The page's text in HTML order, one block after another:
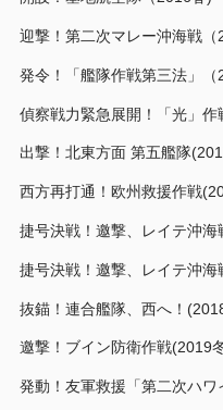
迎撃！第二次マレー沖海戦（
発令！「艦隊作戦第三法」（
偵察戦力緊急展開！「光」作
出撃！北東方面 第五艦隊
西方再打通！欧州救援作戦
捷号決戦！邀撃、レイテ沖
捷号決戦！邀撃、レイテ沖
抜錨！連合艦隊、西へ！
邀撃！ブイン防衛作戦(2019
発動！友軍救援「第二次ハ